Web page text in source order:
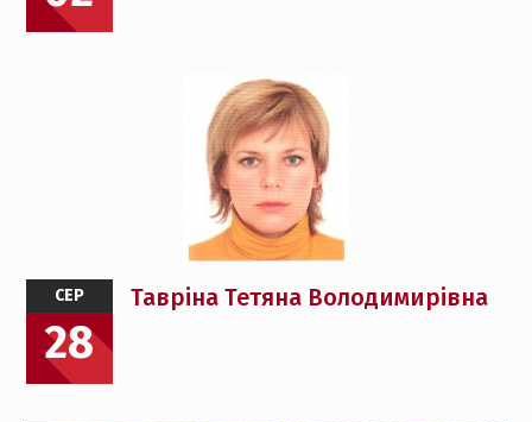
СЕР
28
Тавріна Тетяна Володимирівна